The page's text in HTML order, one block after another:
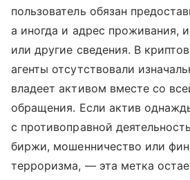
пользователь обязан
а иногда и адрес проживания,
или другие сведения. В
агенты отсутствовали
владеет активом вместе со
обращения. Если актив
с противоправной
биржи, мошенничество или
терроризма, — эта метка